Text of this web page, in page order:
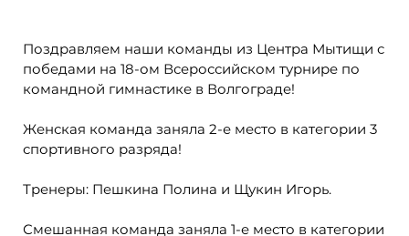
Поздравляем наши команды из Центра Мытищи с
победами на 18-ом Всероссийском турнире по
командной гимнастике в Волгограде!
Женская команда заняла 2-е место в категории 3
спортивного разряда!
Тренеры: Пешкина Полина и Щукин Игорь.
Смешанная команда заняла 1-е место в категории